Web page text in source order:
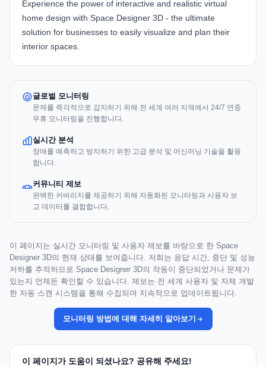
Experience the power of interactive and realistic virtual
home design with Space Designer 3D - the ultimate
solution for businesses to easily visualize and plan their
interior spaces.
글로벌 모니터링
문제를 즉각적으로 감지하기 위해 전 세계 여러 지역에서 24/7 연중
무휴 모니터링을 진행합니다.
실시간 분석
장애를 예측하고 방지하기 위한 고급 분석 및 머신러닝 기술을 활용
합니다.
커뮤니티 제보
완벽한 커버리지를 제공하기 위해 자동화된 모니터링과 사용자 보
고 데이터를 결합합니다.
이 페이지는 실시간 모니터링 및 사용자 제보를 바탕으로 한 Space
Designer 3D의 현재 상태를 보여줍니다. 저희는 응답 시간, 중단 및 성능
저하를 추적하므로 Space Designer 3D의 작동이 중단되었거나 문제가
있는지 언제든 확인할 수 있습니다. 제보는 전 세계 사용자 및 자체 개발
한 자동 스캔 시스템을 통해 수집되며 지속적으로 업데이트됩니다.
모니터링 방법에 대해 자세히 알아보기
이 페이지가 도움이 되셨나요? 공유해 주세요!